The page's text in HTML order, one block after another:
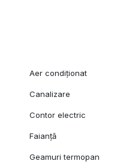
Aer condiționat
Canalizare
Contor electric
Faianță
Geamuri termopan